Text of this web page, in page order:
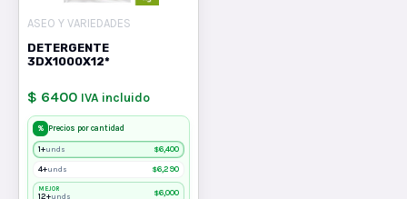
ASEO Y VARIEDADES
DETERGENTE
3DX1000X12*
$ 6400 IVA incluido
% Precios por cantidad
1+unds $6,400
4+unds $6,290
MEJOR
12+unds $6,000